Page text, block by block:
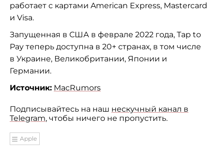
работает с картами American Express, Mastercard
и Visa.
Запущенная в США в феврале 2022 года, Tap to
Pay теперь доступна в 20+ странах, в том числе
в Украине, Великобритании, Японии и
Германии.
Источник: MacRumors
Подписывайтесь на наш нескучный канал в
Telegram, чтобы ничего не пропустить.
Apple